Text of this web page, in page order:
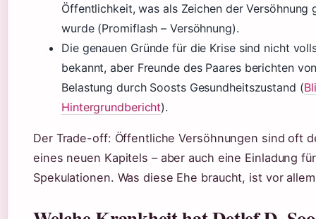
Öffentlichkeit, was als Zeichen der Versöhnung
wurde (Promiflash – Versöhnung).
Die genauen Gründe für die Krise sind nicht
bekannt, aber Freunde des Paares berichten
Belastung durch Soosts Gesundheitszustand (
Hintergrundbericht).
Der Trade-off: Öffentliche Versöhnungen sind oft
eines neuen Kapitels – aber auch eine Einladung
Spekulationen. Was diese Ehe braucht, ist vor